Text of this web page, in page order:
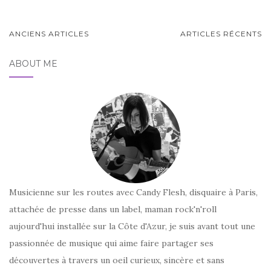
PAGINATION
ARTICLES
ANCIENS ARTICLES ARTICLES RÉCENTS
ABOUT ME
Musicienne sur les routes avec Candy Flesh, disquaire à Paris,
attachée de presse dans un label, maman rock'n'roll
aujourd'hui installée sur la Côte d'Azur, je suis avant tout une
passionnée de musique qui aime faire partager ses
découvertes à travers un oeil curieux, sincère et sans